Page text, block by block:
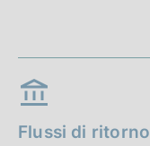
Flussi di ritorno